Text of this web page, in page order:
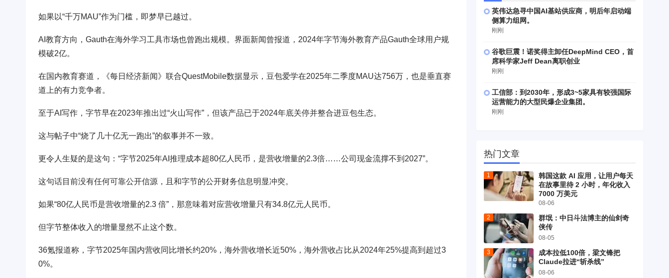
如果以“千万MAU”作为门槛，即梦早已越过。
AI教育方向，Gauth在海外学习工具市场也曾跑出规模。界面新闻曾报道，2024年字节海外教育产品Gauth全球用户规
模破2亿。
在国内教育赛道，《每日经济新闻》联合QuestMobile数据显示，豆包爱学在2025年二季度MAU达756万，也是垂直赛
道上的有力竞争者。
至于AI写作，字节早在2023年推出过“火山写作”，但该产品已于2024年底关停并整合进豆包生态。
这与帖子中“烧了几十亿无一跑出”的叙事并不一致。
更令人生疑的是这句：“字节2025年AI推理成本超80亿人民币，是营收增量的2.3倍……公司现金流撑不到2027”。
这句话目前没有任何可靠公开信源，且和字节的公开财务信息明显冲突。
如果“80亿人民币是营收增量的2.3 倍”，那意味着对应营收增量只有34.8亿元人民币。
但字节整体收入的增量显然不止这个数。
36氪报道称，字节2025年国内营收同比增长约20%，海外营收增长近50%，海外营收占比从2024年25%提高到超过3
0%。
英伟达急寻中国AI基站供应商，明后年启动端
侧算力组网。
刚刚
谷歌巨震！诺奖得主卸任DeepMind CEO，首
席科学家Jeff Dean离职创业
刚刚
工信部：到2030年，形成3~5家具有较强国际
运营能力的大型民爆企业集团。
刚刚
热门文章
韩国这款 AI 应用，让用户每天
在故事里待 2 小时，年化收入
7000 万美元
08-06
群氓：中日斗法博主的仙剑奇
侠传
08-05
成本拉低100倍，梁文锋把
Claude拉进“斩杀线”
08-06